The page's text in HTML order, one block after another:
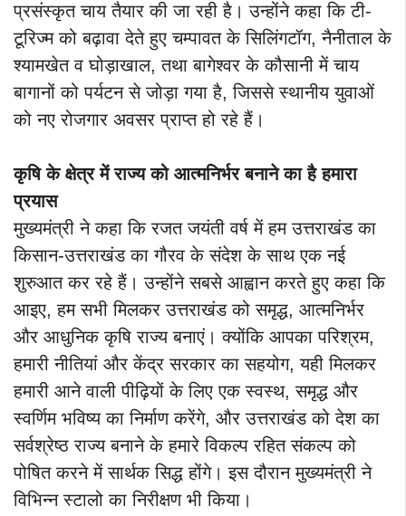
प्रसंस्कृत चाय तैयार की जा रही है। उन्होंने कहा कि टी-
टूरिज्म को बढ़ावा देते हुए चम्पावत के सिलिंगटॉग, नैनीताल के
श्यामखेत व घोड़ाखाल, तथा बागेश्वर के कौसानी में चाय
बागानों को पर्यटन से जोड़ा गया है, जिससे स्थानीय युवाओं
को नए रोजगार अवसर प्राप्त हो रहे हैं।
कृषि के क्षेत्र में राज्य को आत्मनिर्भर बनाने का है हमारा
प्रयास
मुख्यमंत्री ने कहा कि रजत जयंती वर्ष में हम उत्तराखंड का
किसान-उत्तराखंड का गौरव के संदेश के साथ एक नई
शुरुआत कर रहे हैं। उन्होंने सबसे आह्वान करते हुए कहा कि
आइए, हम सभी मिलकर उत्तराखंड को समृद्ध, आत्मनिर्भर
और आधुनिक कृषि राज्य बनाएं। क्योंकि आपका परिश्रम,
हमारी नीतियां और केंद्र सरकार का सहयोग, यही मिलकर
हमारी आने वाली पीढ़ियों के लिए एक स्वस्थ, समृद्ध और
स्वर्णिम भविष्य का निर्माण करेंगे, और उत्तराखंड को देश का
सर्वश्रेष्ठ राज्य बनाने के हमारे विकल्प रहित संकल्प को
पोषित करने में सार्थक सिद्ध होंगे। इस दौरान मुख्यमंत्री ने
विभिन्न स्टालो का निरीक्षण भी किया।